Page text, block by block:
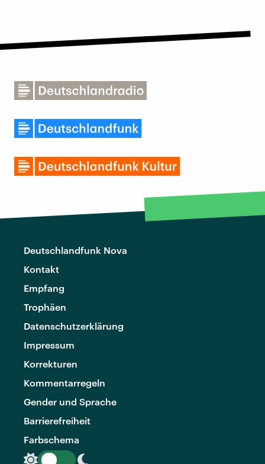
Deutschlandfunk Nova
Kontakt
Empfang
Trophäen
Datenschutzerklärung
Impressum
Korrekturen
Kommentarregeln
Gender und Sprache
Barrierefreiheit
Farbschema